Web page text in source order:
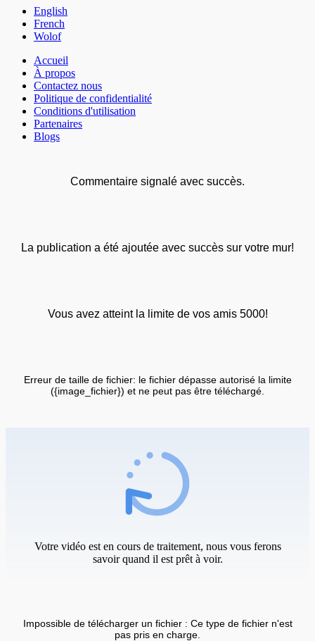
English
French
Wolof
Accueil
À propos
Contactez nous
Politique de confidentialité
Conditions d'utilisation
Partenaires
Blogs
Commentaire signalé avec succès.
La publication a été ajoutée avec succès sur votre mur!
Vous avez atteint la limite de vos amis 5000!
Erreur de taille de fichier: le fichier dépasse autorisé la limite
({image_fichier}) et ne peut pas être téléchargé.
Votre vidéo est en cours de traitement, nous vous ferons
savoir quand il est prêt à voir.
Impossible de télécharger un fichier : Ce type de fichier n'est
pas pris en charge.